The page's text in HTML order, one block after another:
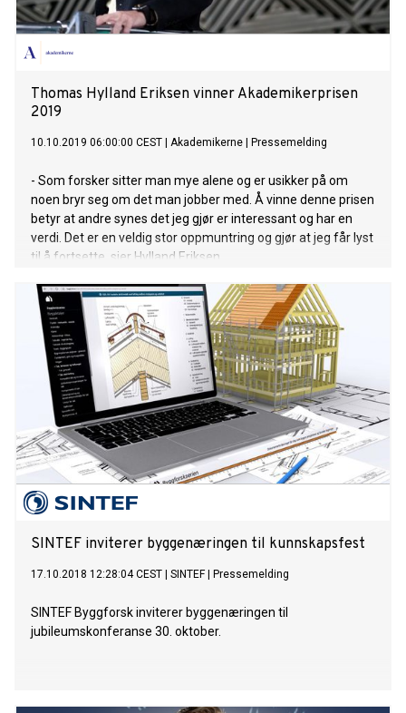
Thomas Hylland Eriksen vinner Akademikerprisen
2019
10.10.2019 06:00:00 CEST Akademikerne Pressemelding
- Som forsker sitter man mye alene og er usikker på om
noen bryr seg om det man jobber med. Å vinne denne prisen
betyr at andre synes det jeg gjør er interessant og har en
verdi. Det er en veldig stor oppmuntring og gjør at jeg får lyst
til å fortsette, sier Hylland Eriksen.
SINTEF inviterer byggenæringen til kunnskapsfest
17.10.2018 12:28:04 CEST SINTEF| Pressemelding
SINTEF Byggforsk inviterer byggenæringen til
jubileumskonferanse 30. oktober.